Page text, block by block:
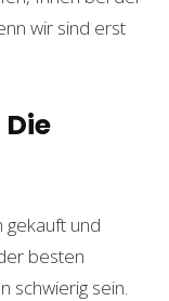
wir sind erst
und
besten
schwierig sein.